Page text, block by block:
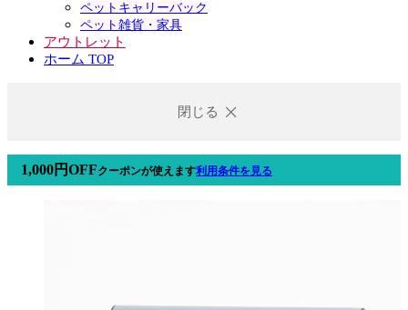
ペットキャリーバック
ペット雑貨・家具
アウトレット
ホーム TOP
閉じる
1,000円OFFクーポンが使えます利用条件を見る